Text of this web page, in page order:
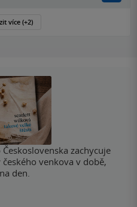
více (+2)
zachycuje
venkova v době,
den.